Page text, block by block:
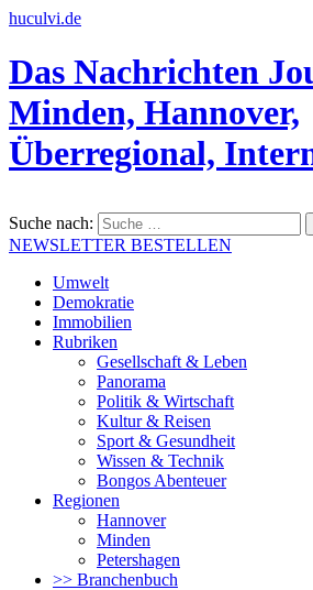
huculvi.de
Das Nachrichten
Minden, Hannover,
Überregional,
Suche nach:
NEWSLETTER BESTELLEN
Umwelt
Demokratie
Immobilien
Rubriken
Gesellschaft & Leben
Panorama
Politik & Wirtschaft
Kultur & Reisen
Sport & Gesundheit
Wissen & Technik
Bongos Abenteuer
Regionen
Hannover
Minden
Petershagen
>> Branchenbuch